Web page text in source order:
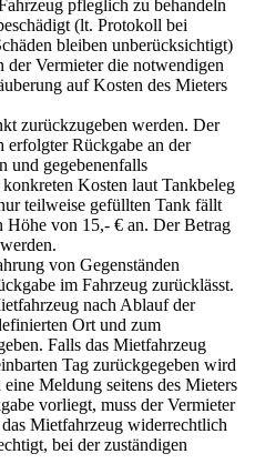
pfleglich zu behandeln
(lt. Protokoll bei
bleiben unberücksichtigt)
Vermieter die notwendigen
auf Kosten des Mieters
zurückzugeben werden. Der
erfolgter Rückgabe an der
und gegebenenfalls
Kosten laut Tankbeleg
teilweise gefüllten Tank fällt
Höhe von 15,- € an. Der Betrag
von Gegenständen
im Fahrzeug zurücklässt.
nach Ablauf der
Ort und zum
Falls das Mietfahrzeug
Tag zurückgegeben wird
Meldung seitens des Mieters
vorliegt, muss der Vermieter
Mietfahrzeug widerrechtlich
bei der zuständigen